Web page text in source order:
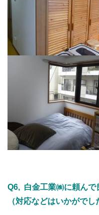
Q6, 白金工業㈱に頼んで
（対応などはいかがでし